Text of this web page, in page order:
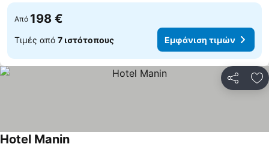
Από 198 €
Τιμές από 7 ιστότοπους Εμφάνιση τιμών
Hotel Manin